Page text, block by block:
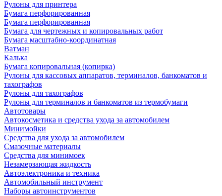
Рулоны для принтера
Бумага перфорированная
Бумага перфорированная
Бумага для чертежных и копировальных работ
Бумага масштабно-координатная
Ватман
Калька
Бумага копировальная (копирка)
Рулоны для кассовых аппаратов, терминалов, банкоматов и
тахографов
Рулоны для тахографов
Рулоны для терминалов и банкоматов из термобумаги
Автотовары
Автокосметика и средства ухода за автомобилем
Минимойки
Средства для ухода за автомобилем
Смазочные материалы
Средства для минимоек
Незамерзающая жидкость
Автоэлектроника и техника
Автомобильный инструмент
Наборы автоинструментов